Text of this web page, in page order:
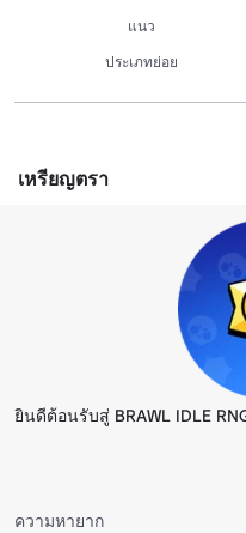
แนว
ประเภทย่อย
เหรียญตรา
ยินดีต้อนรับสู่ BRAWL IDLE
ความหายาก